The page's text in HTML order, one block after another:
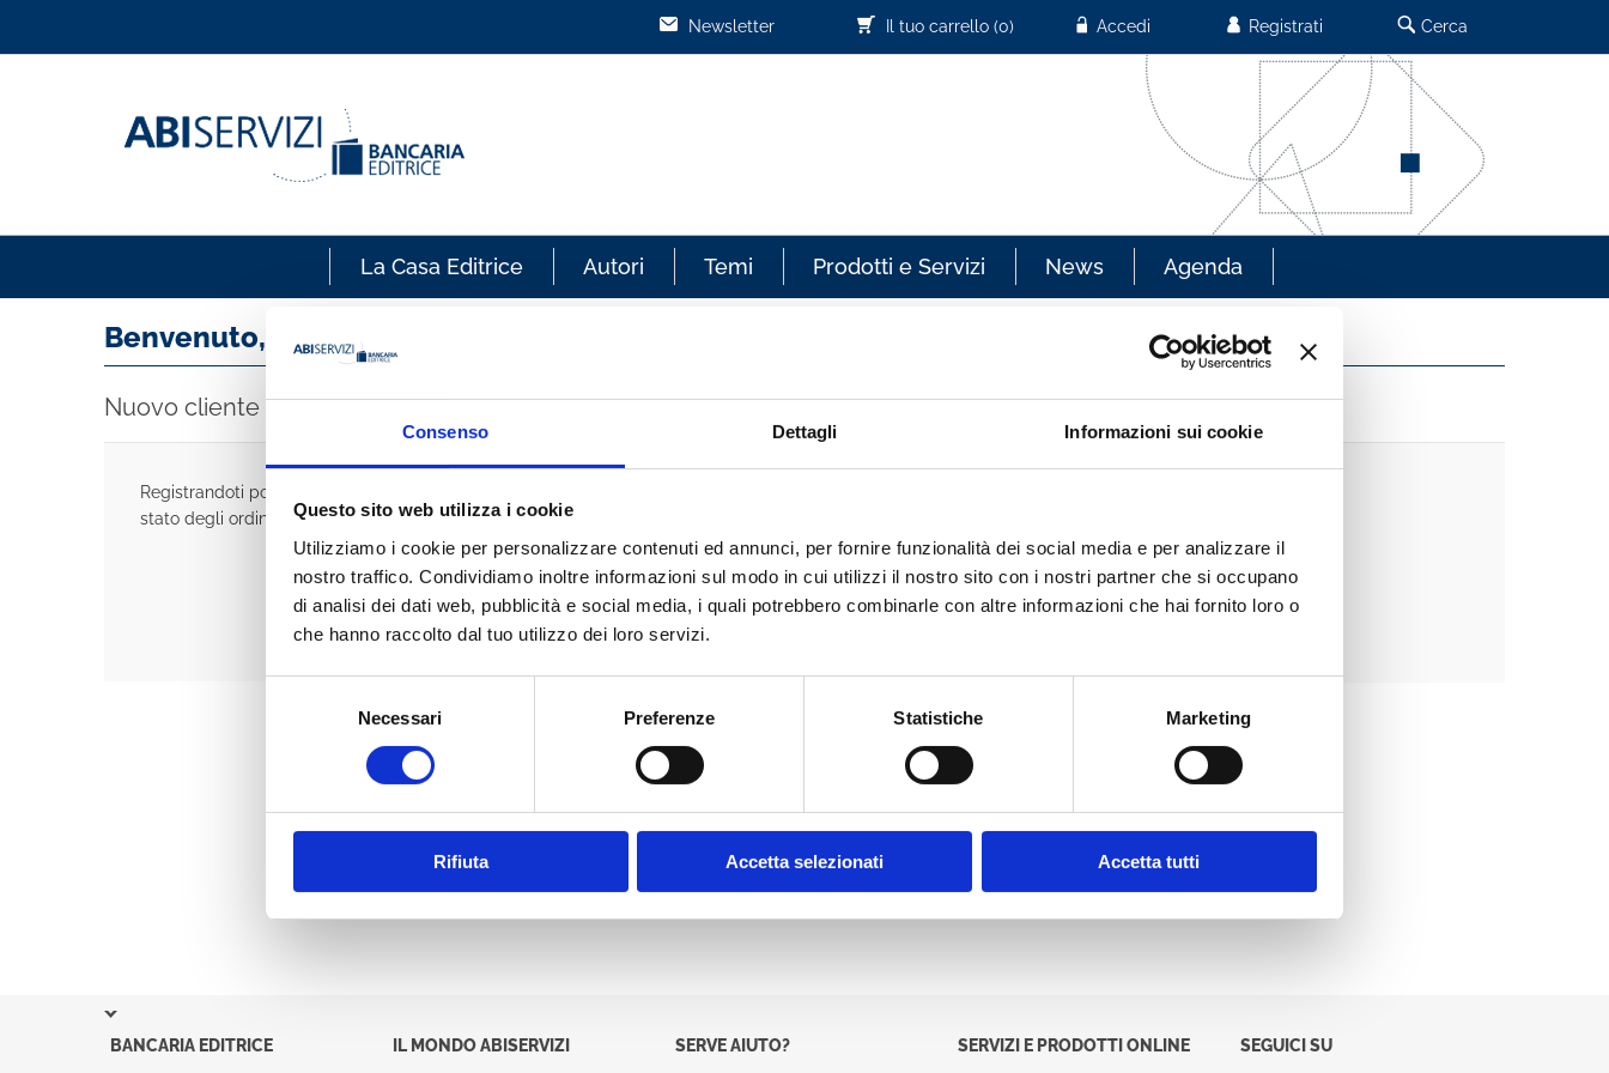
Consenso Dettagli Informazioni sui cookie
Questo sito web utilizza i cookie
Utilizziamo i cookie per personalizzare contenuti ed annunci, per fornire funzionalità dei social media e per analizzare il
nostro traffico. Condividiamo inoltre informazioni sul modo in cui utilizzi il nostro sito con i nostri partner che si occupano
di analisi dei dati web, pubblicità e social media, i quali potrebbero combinarle con altre informazioni che hai fornito loro o
che hanno raccolto dal tuo utilizzo dei loro servizi.
Necessari Preferenze Statistiche Marketing
Rifiuta Accetta selezionati Accetta tutti
Cerca
Registrati
Accedi
Il tuo carrello (0)
Newsletter
La Casa Editrice Autori Temi Prodotti e Servizi News Agenda
Benvenuto, accedi!
Nuovo cliente
Registrandoti potrai acquistare velocemente, essere sempre aggiornato sullo
stato degli ordini e rivedere la storia degli acquisti effettuati
Cliente già registrato
Password:
BANCARIA EDITRICE IL MONDO ABISERVIZI SERVE AIUTO? SERVIZI E PRODOTTI ONLINE SEGUICI SU